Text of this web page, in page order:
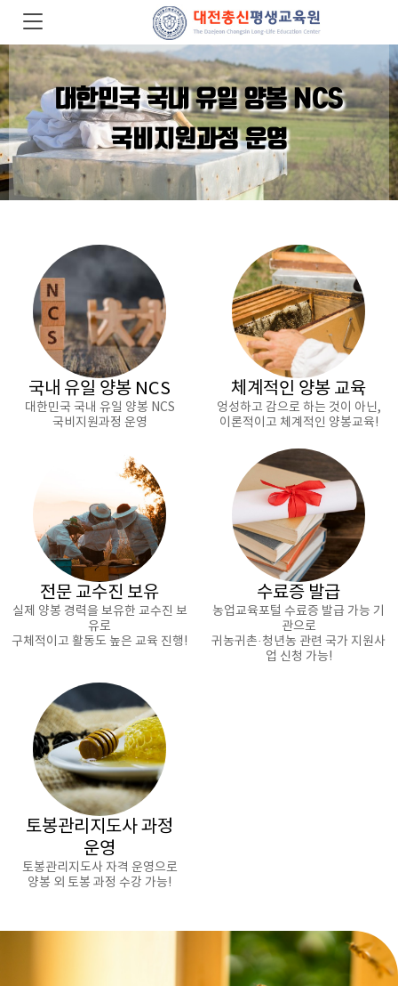
대한민국 국내 유일 양봉 NCS
국비지원과정 운영
국내 유일 양봉 NCS
대한민국 국내 유일 양봉 NCS
국비지원과정 운영
체계적인 양봉 교육
엉성하고 감으로 하는 것이 아닌,
이론적이고 체계적인 양봉교육!
전문 교수진 보유
실제 양봉 경력을 보유한 교수진 보
유로
구체적이고 활동도 높은 교육 진행!
수료증 발급
농업교육포털 수료증 발급 가능 기
관으로
귀농귀촌·청년농 관련 국가 지원사
업 신청 가능!
토봉관리지도사 과정
운영
토봉관리지도사 자격 운영으로
양봉 외 토봉 과정 수강 가능!